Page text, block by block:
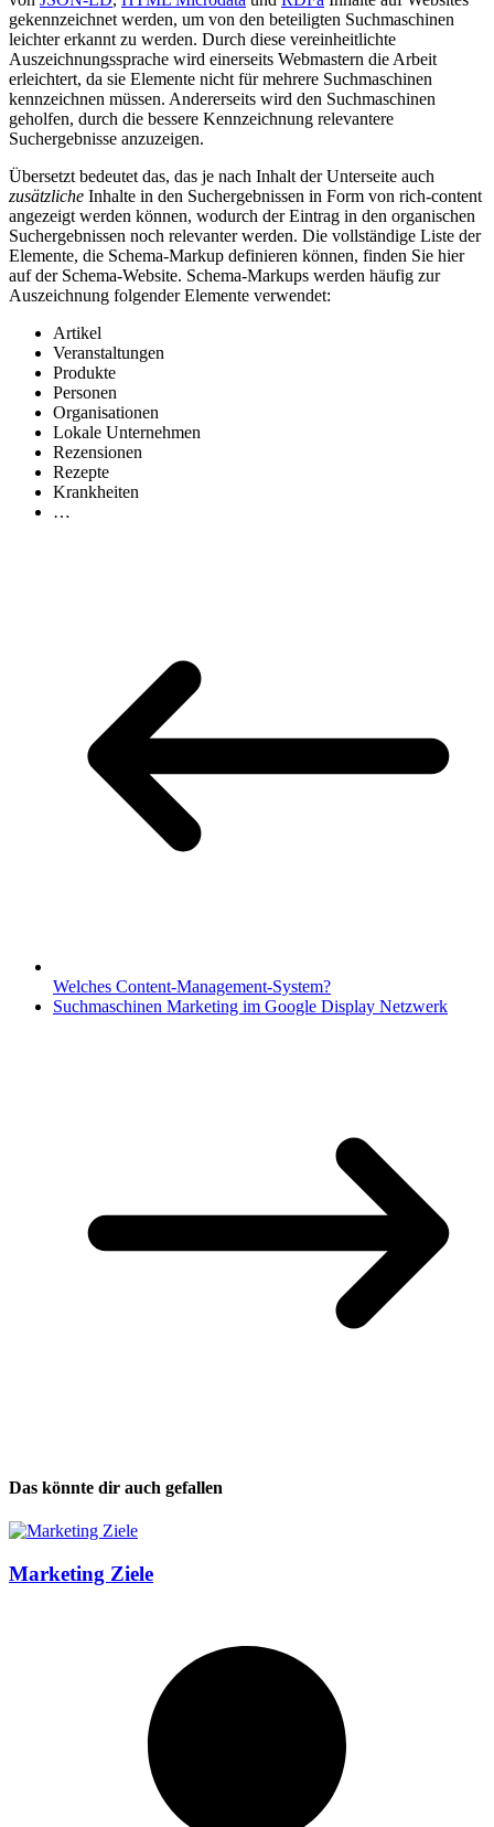
gekennzeichnet werden, um von den beteiligten Suchmaschinen
leichter erkannt zu werden. Durch diese vereinheitlichte
Auszeichnungssprache wird einerseits Webmastern die Arbeit
erleichtert, da sie Elemente nicht für mehrere Suchmaschinen
kennzeichnen müssen. Andererseits wird den Suchmaschinen
geholfen, durch die bessere Kennzeichnung relevantere
Suchergebnisse anzuzeigen.
Übersetzt bedeutet das, das je nach Inhalt der Unterseite auch
zusätzliche Inhalte in den Suchergebnissen in Form von rich-content
angezeigt werden können, wodurch der Eintrag in den organischen
Suchergebnissen noch relevanter werden. Die vollständige Liste der
Elemente, die Schema-Markup definieren können, finden Sie hier
auf der Schema-Website. Schema-Markups werden häufig zur
Auszeichnung folgender Elemente verwendet:
Artikel
Veranstaltungen
Produkte
Personen
Organisationen
Lokale Unternehmen
Rezensionen
Rezepte
Krankheiten
…
Welches Content-Management-System?
Suchmaschinen Marketing im Google Display Netzwerk
Das könnte dir auch gefallen
Marketing Ziele